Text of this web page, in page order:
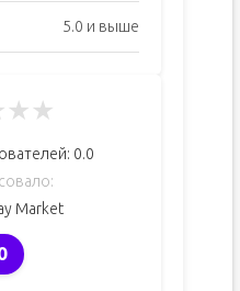
5.0 и выше
★★
0.0
Market